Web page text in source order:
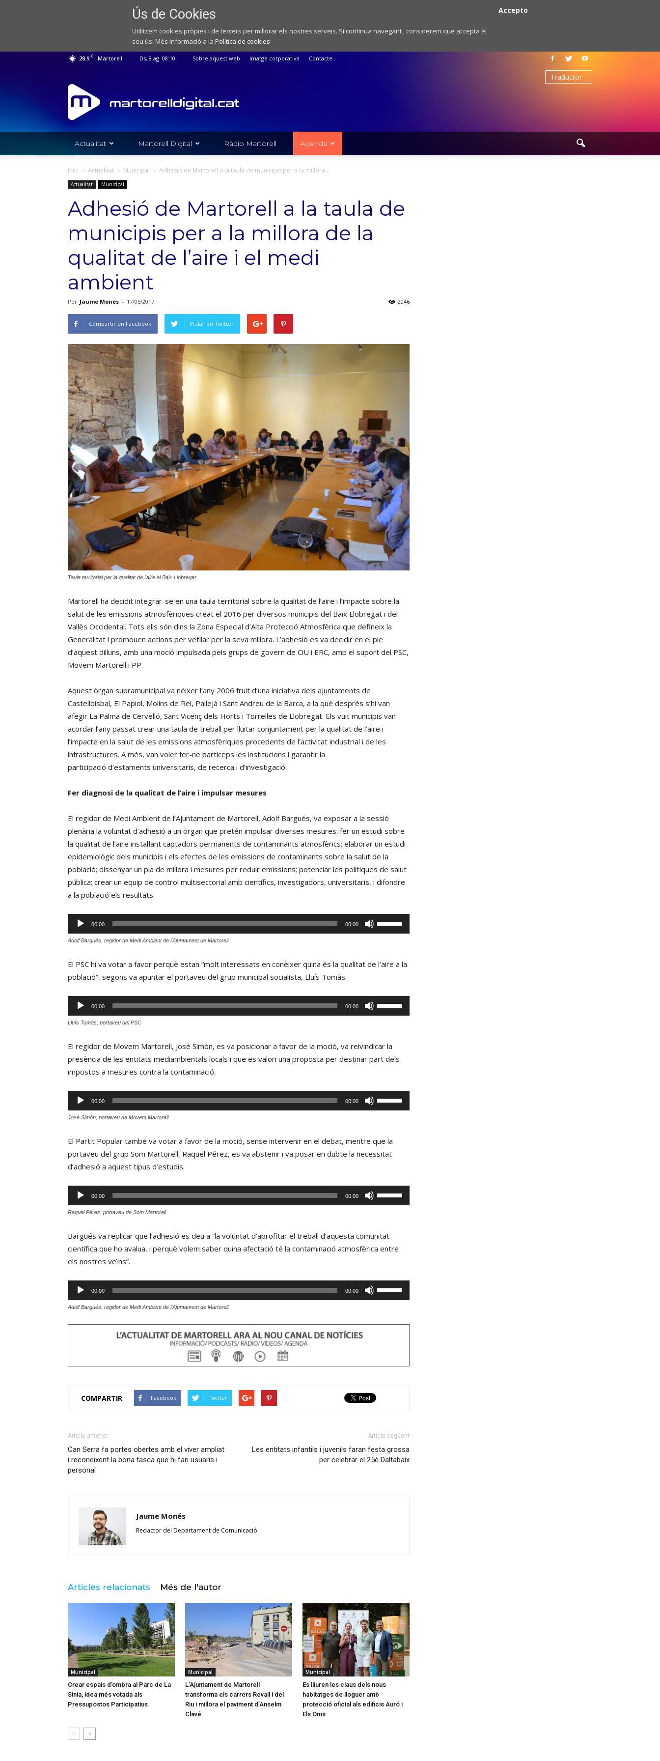
Ús de Cookies
Utilitzem cookies pròpies i de tercers per millorar els nostres serveis. Si continua navegant , considerem que accepta el
seu ús. Més informació a la Política de cookies
Accepto
28.9 C Martorell Ds, 8 ag. 08:10 Sobre aquest web Imatge corporativa Contacte
Web
de
notícies
de
l'Ajuntament
Martorell
Actualitat Martorell Digital Ràdio Martorell Agenda
Inici Actualitat Municipal Adhesió de Martorell a la taula de municipis per a la millora...
Actualitat Municipal
Adhesió de Martorell a la taula de
municipis per a la millora de la
qualitat de l’aire i el medi
ambient
Per Jaume Monés - 17/05/2017 2046
Compartir en Facebook Piular en Twitter
Taula territorial per la qualitat de l'aire al Baix Llobregat
Martorell ha decidit integrar-se en una taula territorial sobre la qualitat de l’aire i l’impacte sobre la
salut de les emissions atmosfèriques creat el 2016 per diversos municipis del Baix Llobregat i del
Vallès Occidental. Tots ells són dins la Zona Especial d’Alta Protecció Atmosfèrica que defineix la
Generalitat i promouen accions per vetllar per la seva millora. L’adhesió es va decidir en el ple
d’aquest dilluns, amb una moció impulsada pels grups de govern de CiU i ERC, amb el suport del PSC,
Movem Martorell i PP.
Aquest òrgan supramunicipal va néixer l’any 2006 fruit d’una iniciativa dels ajuntaments de
Castellbisbal, El Papiol, Molins de Rei, Pallejà i Sant Andreu de la Barca, a la què després s’hi van
afegir La Palma de Cervelló, Sant Vicenç dels Horts i Torrelles de Llobregat. Els vuit municipis van
acordar l’any passat crear una taula de treball per lluitar conjuntament per la qualitat de l’aire i
l’impacte en la salut de les emissions atmosfèriques procedents de l’activitat industrial i de les
infrastructures. A més, van voler fer-ne partíceps les institucions i garantir la
participació d’estaments universitaris, de recerca i d’investigació.
Fer diagnosi de la qualitat de l’aire i impulsar mesures
El regidor de Medi Ambient de l’Ajuntament de Martorell, Adolf Bargués, va exposar a la sessió
plenària la voluntat d’adhesió a un òrgan que pretén impulsar diverses mesures: fer un estudi sobre
la qualitat de l’aire instal·lant captadors permanents de contaminants atmosfèrics; elaborar un estudi
epidemiològic dels municipis i els efectes de les emissions de contaminants sobre la salut de la
població; dissenyar un pla de millora i mesures per reduir emissions; potenciar les polítiques de salut
pública; crear un equip de control multisectorial amb científics, investigadors, universitaris, i difondre
a la població els resultats.
Reproductor
d'àudio
00:00 00:00
servir
cap
amunt/cap
incrementar
o
volum.
Adolf Bargués, regidor de Medi Ambient de l'Ajuntament de Martorell
El PSC hi va votar a favor perquè estan “molt interessats en conèixer quina és la qualitat de l’aire a la
població”, segons va apuntar el portaveu del grup municipal socialista, Lluís Tomàs.
Reproductor
d'àudio
00:00 00:00
servir
amunt/cap
avall
o
disminuir
Lluís Tomás, portaveu del PSC
El regidor de Movem Martorell, José Simón, es va posicionar a favor de la moció, va reivindicar la
presència de les entitats mediambientals locals i que es valori una proposta per destinar part dels
impostos a mesures contra la contaminació.
Reproductor
d'àudio
00:00 00:00
servir
amunt/cap
avall
o
disminuir
José Simón, portaveu de Movem Martorell
El Partit Popular també va votar a favor de la moció, sense intervenir en el debat, mentre que la
portaveu del grup Som Martorell, Raquel Pérez, es va abstenir i va posar en dubte la necessitat
d’adhesió a aquest tipus d’estudis.
Reproductor
d'àudio
00:00 00:00
servir
amunt/cap
avall
Raquel Pérez, portaveu de Som Martorell
Bargués va replicar que l’adhesió es deu a “la voluntat d’aprofitar el treball d’aquesta comunitat
científica que ho avalua, i perquè volem saber quina afectació té la contaminació atmosfèrica entre
els nostres veïns”.
Reproductor
d'àudio
00:00 00:00
servir
tecles
disminuir
el
volum.
Adolf Bargués, regidor de Medi Ambient de l'Ajuntament de Martorell
COMPARTIR Facebook Twitter
Article anterior
Can Serra fa portes obertes amb el viver ampliat
i reconeixent la bona tasca que hi fan usuaris i
personal
Article següent
Les entitats infantils i juvenils faran festa grossa
per celebrar el 25è Daltabaix
Jaume Monés
Redactor del Departament de Comunicació
Articles relacionats Més de l'autor
Municipal
Crear espais d’ombra al Parc de La
Sínia, idea més votada als
Pressupostos Participatius
Municipal
L’Ajuntament de Martorell
transforma els carrers Revall i del
Riu i millora el paviment d’Anselm
Clavé
Municipal
Es lliuren les claus dels nous
habitatges de lloguer amb
protecció oficial als edificis Auró i
Els Oms